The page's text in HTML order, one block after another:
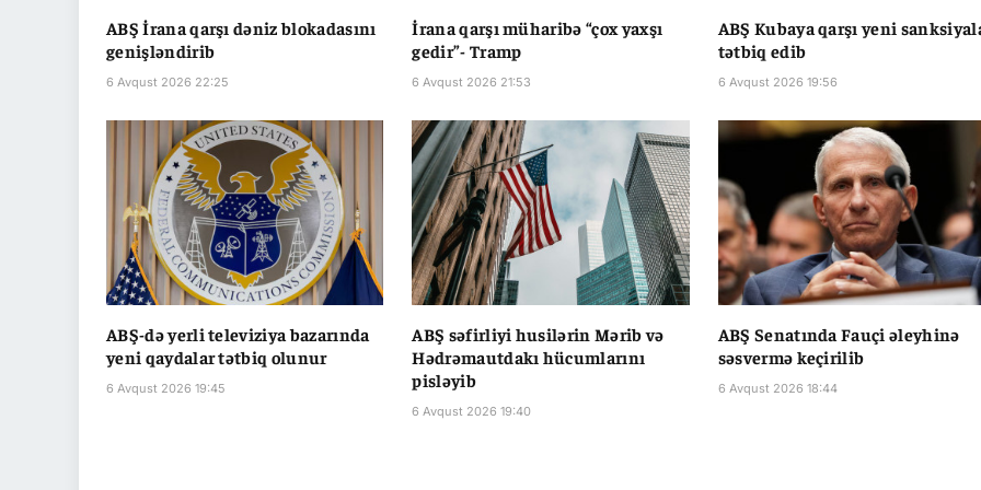
ABŞ İrana qarşı dəniz blokadasını
genişləndirib
6 Avqust 2026 22:25
İrana qarşı müharibə “çox yaxşı
gedir”- Tramp
6 Avqust 2026 21:53
ABŞ Kubaya qarşı yeni
tətbiq edib
6 Avqust 2026 19:56
ABŞ-də yerli televiziya bazarında
yeni qaydalar tətbiq olunur
6 Avqust 2026 19:45
ABŞ səfirliyi husilərin Mərib və
Hədrəmautdakı hücumlarını
pisləyib
6 Avqust 2026 19:40
ABŞ Senatında Fauçi əleyhinə
səsvermə keçirilib
6 Avqust 2026 18:44